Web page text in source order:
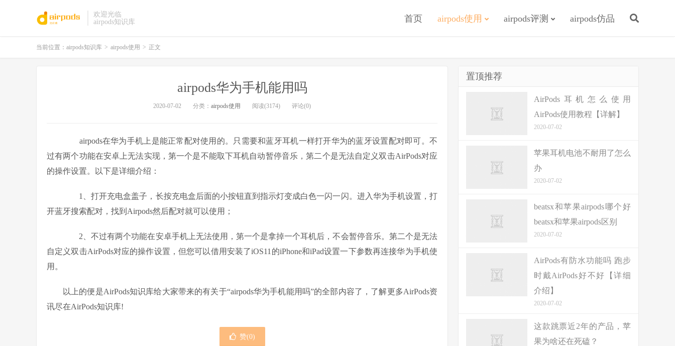
欢迎光临
airpods知识库
首页 airpods使用 airpods评测 airpods仿品
当前位置： airpods知识库 > airpods使用 > 正文
airpods华为手机能用吗
2020-07-02 分类： airpods使用 阅读(3174) 评论(0)
airpods在华为手机上是能正常配对使用的。只需要和蓝牙耳机一样打开华为的蓝牙设置配对即可。不
过有两个功能在安卓上无法实现，第一个是不能取下耳机自动暂停音乐，第二个是无法自定义双击AirPods对应
的操作设置。以下是详细介绍：
1、打开充电盒盖子，长按充电盒后面的小按钮直到指示灯变成白色一闪一闪。进入华为手机设置，打
开蓝牙搜索配对，找到Airpods然后配对就可以使用；
2、不过有两个功能在安卓手机上无法使用，第一个是拿掉一个耳机后，不会暂停音乐。第二个是无法
自定义双击AirPods对应的操作设置，但您可以借用安装了iOS11的iPhone和iPad设置一下参数再连接华为手机使
用。
以上的便是AirPods知识库给大家带来的有关于“airpods华为手机能用吗”的全部内容了，了解更多AirPods资
讯尽在AirPods知识库!
赞(0)
置顶推荐
AirPods耳机怎么使用
AirPods使用教程【详解】
2020-07-02
苹果耳机电池不耐用了怎么
办
2020-07-02
beatsx和苹果airpods哪个好
beatsx和苹果airpods区别
2020-07-02
AirPods有防水功能吗 跑步
时戴AirPods好不好【详细
介绍】
2020-07-02
这款跳票近2年的产品，苹
果为啥还在死磕？